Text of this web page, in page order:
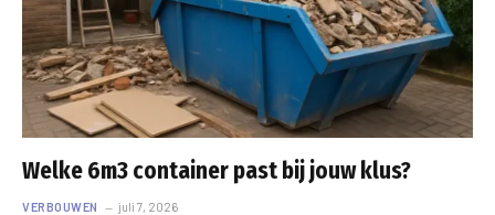
Welke 6m3 container past bij jouw klus?
VERBOUWEN juli 7, 2026